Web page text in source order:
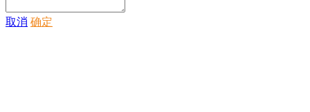
取消 确定